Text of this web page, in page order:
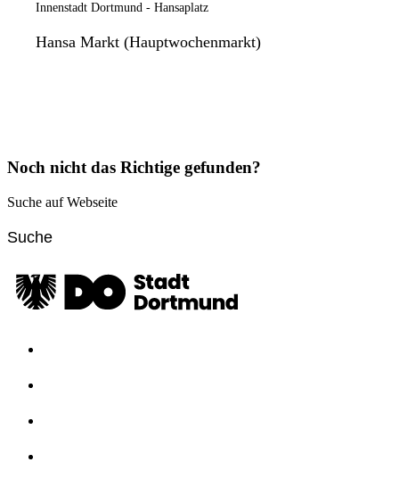
Innenstadt Dortmund - Hansaplatz
Hansa Markt (Hauptwochenmarkt)
Noch nicht das Richtige gefunden?
Suche auf Webseite